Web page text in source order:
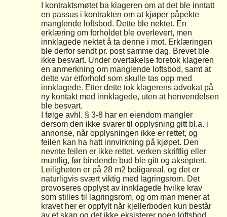
I kontraktsmøtet ba klageren om at det ble inntatt
en passus i kontrakten om at kjøper påpekte
manglende loftsbod. Dette ble nektet. En
erklæring om forholdet ble overlevert, men
innklagede nektet å ta denne i mot. Erklæringen
ble derfor sendt pr. post samme dag. Brevet ble
ikke besvart. Under overtakelse foretok klageren
en anmerkning om manglende loftsbod, samt at
dette var etforhold som skulle tas opp med
innklagede. Etter dette tok klagerens advokat på
ny kontakt med innklagede, uten at henvendelsen
ble besvart.
I følge avhl. § 3-8 har en eiendom mangler
dersom den ikke svarer til opplysning gitt bl.a. i
annonse, når opplysningen ikke er rettet, og
feilen kan ha hatt innvirkning på kjøpet. Den
nevnte feilen er ikke rettet, verken skriftlig eller
muntlig, før bindende bud ble gitt og akseptert.
Leiligheten er på 28 m2 boligareal, og det er
naturligvis svært viktig med lagringsrom. Det
provoseres opplyst av innklagede hvilke krav
som stilles til lagringsrom, og om man mener at
kravet her er oppfylt når kjellerboden kun består
av et skap og det ikke eksisterer noen loftsbod.